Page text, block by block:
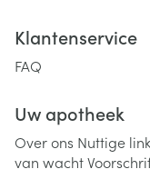
Klantenservice
FAQ
Uw apotheek
Over ons Nuttige
van wacht